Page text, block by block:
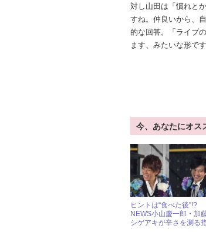
対し山田は「慣れと
すね。仲良いから、
的な回答。「ライブ
ます、みたいな形で
今、あなたにオス
ヒントは“食べた後”!?
NEWS小山慶一郎・加
シゲアキが辛さを測る